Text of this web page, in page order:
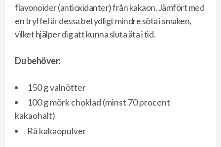
flavonoider (antioxidanter) från kakaon. Jämfört med
en tryffel är dessa betydligt mindre söta i smaken,
vilket hjälper dig att kunna sluta äta i tid.
Du behöver:
150 g valnötter
100 g mörk choklad (minst 70 procent
kakaohalt)
Rå kakaopulver